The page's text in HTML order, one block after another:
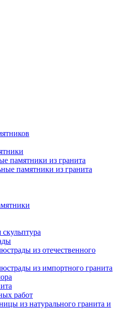
памятники из гранита
памятники из гранита
из отечественного
из импортного гранита
работ
из натурального гранита и